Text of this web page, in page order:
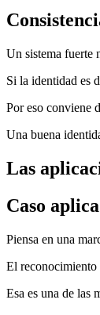
Un sistema fuerte
Si la identidad es
Por eso conviene
Una buena
Las
Caso
Piensa en una
El reconocimiento
Esa es una de las